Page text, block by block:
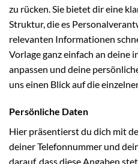
zu rücken. Sie bietet dir eine
Struktur, die es
relevanten Informationen
Vorlage ganz einfach an deine
anpassen und deine
uns einen Blick auf die
Persönliche Daten
Hier präsentierst du dich mit
deiner Telefonnummer und
darauf, dass diese Angaben